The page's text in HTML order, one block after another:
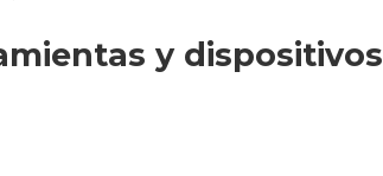
y dispositivos